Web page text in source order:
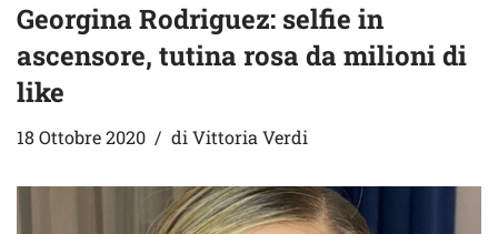
Georgina Rodriguez: selfie in
ascensore, tutina rosa da milioni di
like
18 Ottobre 2020 diVittoria Verdi